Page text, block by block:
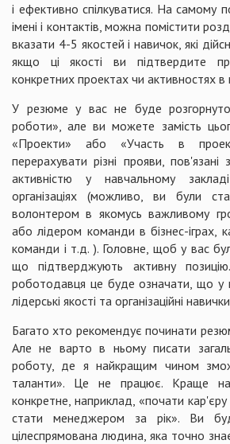
і ефективно спілкуватися. На самому
імені і контактів, можна помістити
вказати 4-5 якостей і навичок, які
якщо ці якості ви підтвердите
конкретних проектах чи активностях в
У резюме у вас не буде
роботи», але ви можете замість
«Проекти» або «Участь в
перерахувати різні прояви,
активністю у навчальному
організаціях (можливо, ви були
волонтером в якомусь важливому
або лідером команди в бізнес-іграх,
команди і т.д. ). Головне, щоб у вас
що підтверджують активну
роботодавця це буде означати, що у
лідерські якості та організаційні
Багато хто рекомендує починати
Але не варто в ньому писати
роботу, де я найкращим чином
таланти». Це не працює. Краще
конкретне, наприклад, «почати кар'єру
стати менеджером за рік». Ви
цілеспрямована людина, яка точно